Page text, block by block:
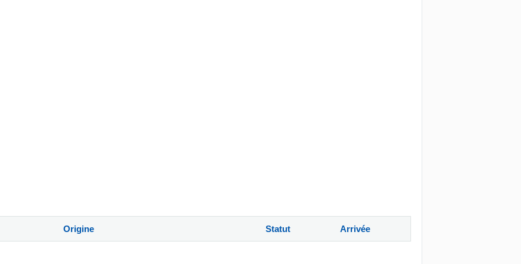
Origine Statut Arrivée